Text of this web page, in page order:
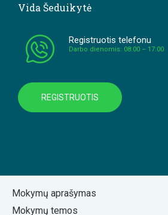
Vida Šeduikytė
Registruotis telefonu
Darbo dienomis: 08:00 – 17:00
REGISTRUOTIS
Mokymų aprašymas
Mokymų temos